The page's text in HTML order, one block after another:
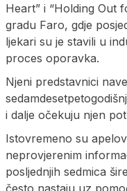
Heart” i “Holding Out
gradu Faro, gdje
ljekari su je stavili u
proces oporavka.
Njeni predstavnici
i dalje očekuju njen
Istovremeno su
neprovjerenim
posljednjih sedmica
često nastaju uz